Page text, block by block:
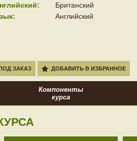
Британский
Английский
ЗАКАЗ ДОБАВИТЬ В ИЗБРАННОЕ
Компоненты
курса